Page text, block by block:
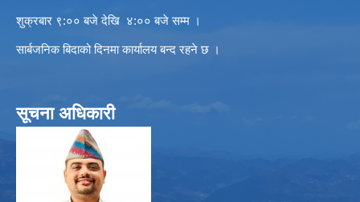
शुक्रबार ९:०० बजे देखि ४:०० बजे सम्म ।
सार्बजनिक बिदाको दिनमा कार्यालय बन्द रहने छ ।
सूचना अधिकारी